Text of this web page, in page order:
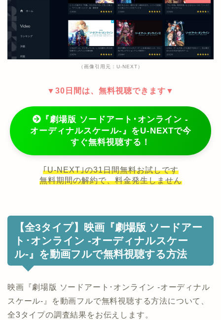
（画像引用元：U-NEXT）
▼30日間は、無料視聴できます▼
『劇場版 ソードアート･オンライン -
オーディナルスケール-』をU-NEXTで今
すぐ無料視聴する！
｢U-NEXT｣の31日間無料お試しです
無料期間の解約で、料金発生しません
【全3タイプ】映画『劇場版 ソードアー
ト･オンライン -オーディナルスケー
ル-』を動画フルで無料視聴する方法
映画『劇場版 ソードアート･オンライン -オーディナル
スケール-』を動画フルで無料視聴する方法について、
全3タイプの調査結果をお伝えします。